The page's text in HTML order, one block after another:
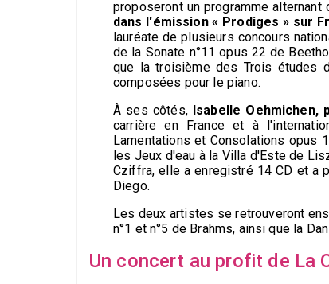
proposeront un programme
dans l'émission « Prodiges » sur
lauréate de plusieurs concours
de la Sonate n°11 opus 22 de
que la troisième des Trois études
composées pour le piano.
À ses côtés,Isabelle Oehmichen,
carrière en France et à
Lamentations et Consolations opus
les Jeux d'eau à la Villa d'Este de
Cziffra, elle a enregistré 14 CD et a
Diego.
Les deux artistes se retrouveront
n°1 et n°5 de Brahms, ainsi que la
Un concert au profit de La